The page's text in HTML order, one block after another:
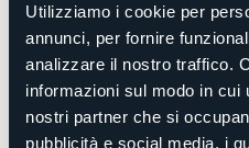
Utilizziamo i cookie per
annunci, per fornire
analizzare il nostro traffico.
informazioni sul modo in
nostri partner che si
pubblicità e social media, i
Regia diKuniaki Ida con Silvia
diKaoru Saito – soprano,
giapponesi
Testo diSilvia Priori
Musiche:Robert Gorick –